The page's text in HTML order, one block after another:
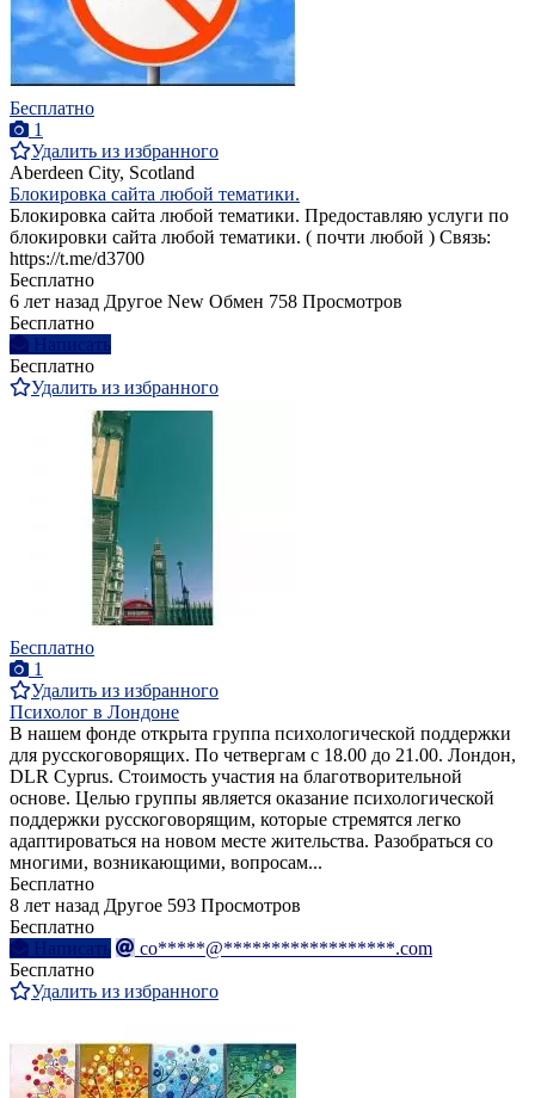
Бесплатно
1
Удалить из избранного
Aberdeen City, Scotland
Блокировка сайта любой тематики.
Блокировка сайта любой тематики. Предоставляю услуги по
блокировки сайта любой тематики. ( почти любой ) Связь:
https://t.me/d3700
Бесплатно
6 лет назад Другое New Обмен 758 Просмотров
Бесплатно
Написать
Бесплатно
Удалить из избранного
Бесплатно
1
Удалить из избранного
Психолог в Лондоне
В нашем фонде открыта группа психологической поддержки
для русскоговорящих. По четвергам c 18.00 до 21.00. Лондон,
DLR Cyprus. Стоимость участия на благотворительной
основе. Целью группы является оказание психологической
поддержки русскоговорящим, которые стремятся легко
адаптироваться на новом месте жительства. Разобраться со
многими, возникающими, вопросам...
Бесплатно
8 лет назад Другое 593 Просмотров
Бесплатно
Написать
co*****@******************.com
Бесплатно
Удалить из избранного